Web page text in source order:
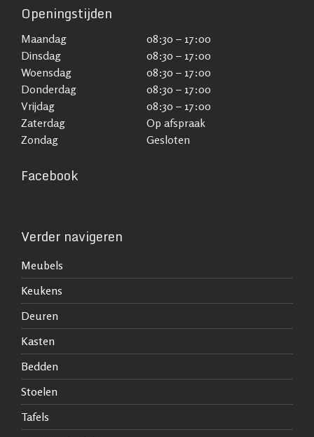
Openingstijden
Maandag
08:30 – 17:00
Dinsdag
08:30 – 17:00
Woensdag
08:30 – 17:00
Donderdag
08:30 – 17:00
Vrijdag
08:30 – 17:00
Zaterdag
Op afspraak
Zondag
Gesloten
Facebook
Verder navigeren
Meubels
Keukens
Deuren
Kasten
Bedden
Stoelen
Tafels